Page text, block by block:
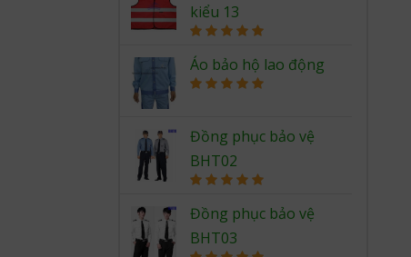
kiểu 13
out of 5
Áo bảo hộ lao động
Đồng phục bảo vệ
BHT02
out of 5
Đồng phục bảo vệ
BHT03